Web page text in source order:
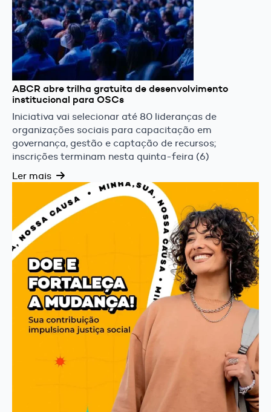
ABCR abre trilha gratuita de desenvolvimento
institucional para OSCs
Iniciativa vai selecionar até 80 lideranças de
organizações sociais para capacitação em
governança, gestão e captação de recursos;
inscrições terminam nesta quinta-feira (6)
Ler mais